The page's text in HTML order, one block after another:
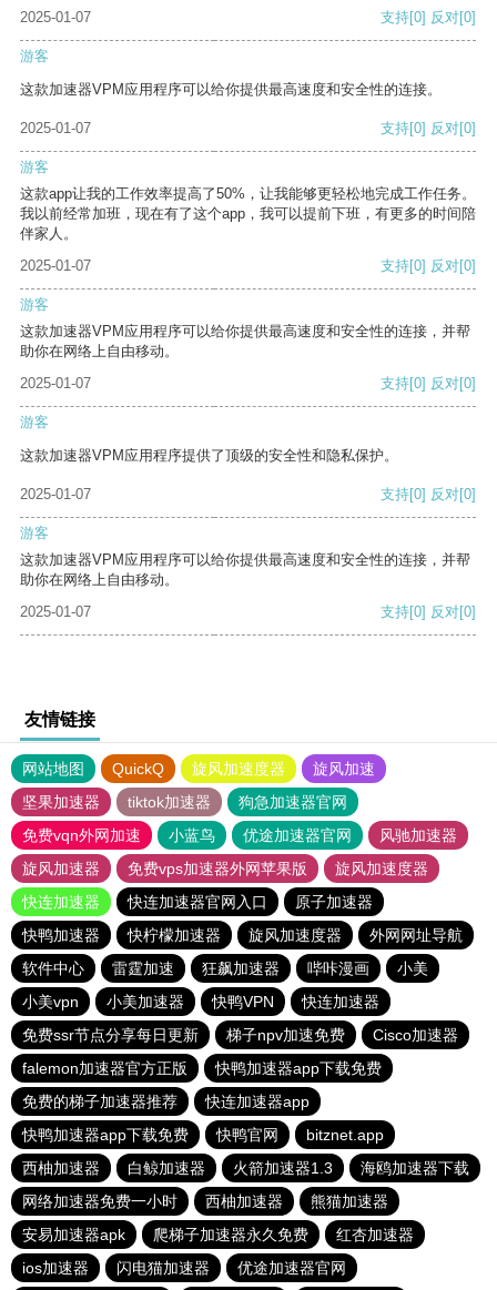
2025-01-07
支持[0] 反对[0]
游客
这款加速器VPM应用程序可以给你提供最高速度和安全性的连接。
2025-01-07 支持[0] 反对[0]
游客
这款app让我的工作效率提高了50%，让我能够更轻松地完成工作任务。
我以前经常加班，现在有了这个app，我可以提前下班，有更多的时间陪
伴家人。
2025-01-07
支持[0] 反对[0]
游客
这款加速器VPM应用程序可以给你提供最高速度和安全性的连接，并帮
助你在网络上自由移动。
2025-01-07
支持[0] 反对[0]
游客
这款加速器VPM应用程序提供了顶级的安全性和隐私保护。
2025-01-07 支持[0] 反对[0]
游客
这款加速器VPM应用程序可以给你提供最高速度和安全性的连接，并帮
助你在网络上自由移动。
2025-01-07
支持[0] 反对[0]
友情链接
网站地图 QuickQ 旋风加速度器
旋风加速
坚果加速器
tiktok加速器
狗急加速器官网
免费vqn外网加速
小蓝鸟 优途加速器官网
风驰加速器
旋风加速器
免费vps加速器外网苹果版
旋风加速度器
快连加速器
快连加速器官网入口
原子加速器
快鸭加速器
快柠檬加速器 旋风加速度器
外网网址导航
软件中心
雷霆加速 狂飙加速器 哔咔漫画
小美
小美vpn
小美加速器 快鸭VPN
快连加速器
免费ssr节点分享每日更新
梯子npv加速免费
Cisco加速器
falemon加速器官方正版
快鸭加速器app下载免费
免费的梯子加速器推荐
快连加速器app
快鸭加速器app下载免费
快鸭官网
bitznet.app
西柚加速器
白鲸加速器 火箭加速器1.3
海鸥加速器下载
网络加速器免费一小时
西柚加速器
熊猫加速器
安易加速器apk
爬梯子加速器永久免费
红杏加速器
ios加速器
闪电猫加速器 优途加速器官网